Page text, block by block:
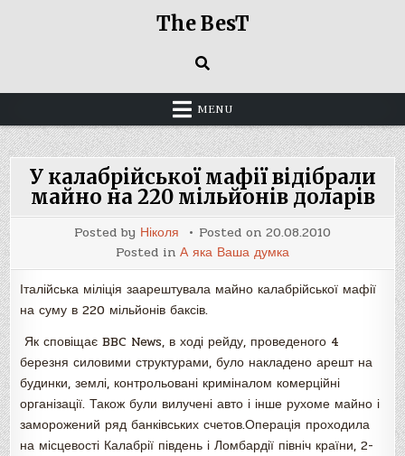
The BesT
MENU
У калабрійської мафії відібрали
майно на 220 мільйонів доларів
Posted by Ніколя Posted on 20.08.2010
Posted in А яка Ваша думка
Італійська міліція заарештувала майно калабрійської мафії
на суму в 220 мільйонів баксів.
Як сповіщає BBC News, в ході рейду, проведеного 4
березня силовими структурами, було накладено арешт на
будинки, землі, контрольовані криміналом комерційні
організації. Також були вилучені авто і інше рухоме майно і
заморожений ряд банківських счетов.Операція проходила
на місцевості Калабрії південь і Ломбардії північ країни, 2-